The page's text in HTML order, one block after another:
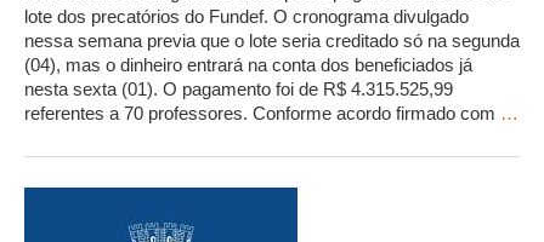
lote dos precatórios do Fundef. O cronograma divulgado
nessa semana previa que o lote seria creditado só na segunda
(04), mas o dinheiro entrará na conta dos beneficiados já
nesta sexta (01). O pagamento foi de R$ 4.315.525,99
referentes a 70 professores. Conforme acordo firmado com …